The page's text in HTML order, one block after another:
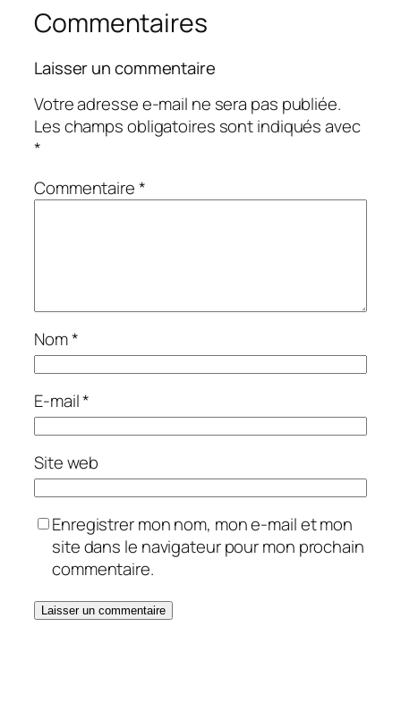
Commentaires
Laisser un commentaire
Votre adresse e-mail ne sera pas publiée.
Les champs obligatoires sont indiqués avec
*
Commentaire*
Nom*
E-mail*
Site web
Enregistrer mon nom, mon e-mail et mon
site dans le navigateur pour mon prochain
commentaire.